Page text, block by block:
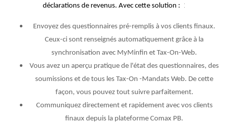
déclarations de revenus. Avec cette solution : :
Envoyez des questionnaires pré-remplis à vos clients finaux.
Ceux-ci sont renseignés automatiquement grâce à la
synchronisation avec MyMinfin et Tax-On-Web.
Vous avez un aperçu pratique de l'état des questionnaires, des
soumissions et de tous les Tax-On -Mandats Web. De cette
façon, vous pouvez tout suivre parfaitement.
Communiquez directement et rapidement avec vos clients
finaux depuis la plateforme Comax PB.